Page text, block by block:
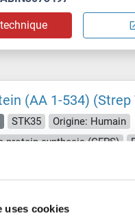
uses cookies
(AA 1-534) (Strep
STK35
Origine: Humain
protein synthesis (CFPS)